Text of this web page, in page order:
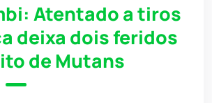
Atentado a tiros
deixa dois feridos
de Mutans